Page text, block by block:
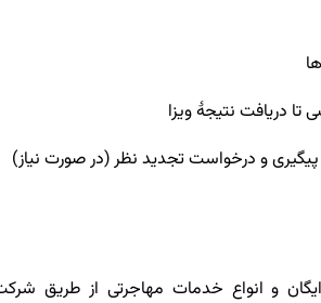
دریافت نتیجۀ ویزا
پیگیری و درخواست تجدید نظر (در صورت نیاز)
و انواع خدمات مهاجرتی از طریق شرکت